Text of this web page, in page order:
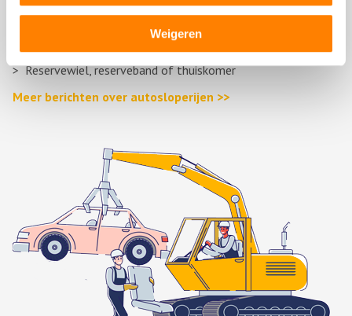
Weigeren
Passagiersstoel
Dashboard
Reservewiel, reserveband of thuiskomer
Meer berichten over autosloperijen >>